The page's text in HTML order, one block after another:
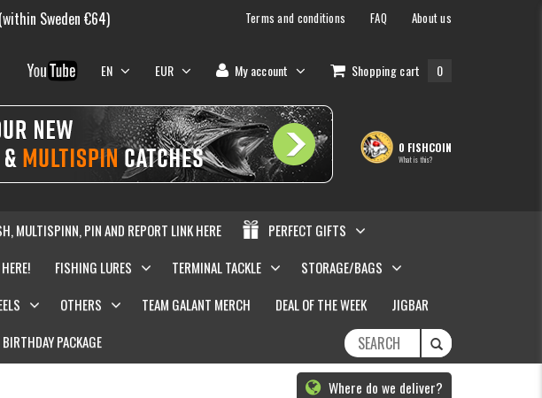
Sweden €64) Terms and conditions FAQ About us
EN EUR My account Shopping cart 0
0 FISHCOIN
What is this?
MULTISPINN, PIN AND REPORT LINK HERE
PERFECT GIFTS
FISHING LURES TERMINAL TACKLE
STORAGE/BAGS
OTHERS TEAM GALANT MERCH DEAL OF THE WEEK
JIGBAR
BIRTHDAY PACKAGE
Where do we deliver?